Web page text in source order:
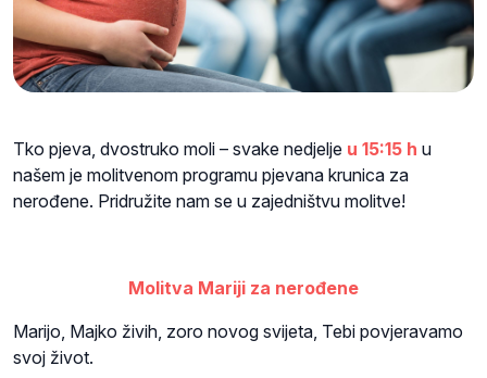
Tko pjeva, dvostruko moli – svake nedjelje u 15:15 h u
našem je molitvenom programu pjevana krunica za
nerođene. Pridružite nam se u zajedništvu molitve!
Molitva Mariji za nerođene
Marijo, Majko živih, zoro novog svijeta, Tebi povjeravamo
svoj život.